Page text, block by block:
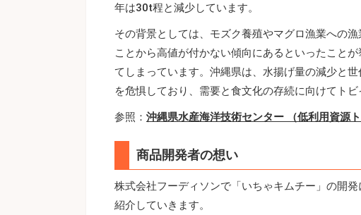
年は30t程と減少しています。
その背景としては、モズク養殖やマグロ漁業への
ことから高値が付かない傾向にあるといったこと
てしまっています。沖縄県は、水揚げ量の減少と
を危惧しており、需要と食文化の存続に向けてト
参照： 沖縄県水産海洋技術センター （低利用資源
商品開発者の想い
株式会社フーディソンで「いちゃキムチー」の開
紹介していきます。